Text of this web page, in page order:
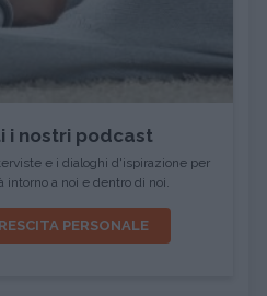
i nostri podcast
e i dialoghi d'ispirazione per
intorno a noi e dentro di noi.
PERSONALE